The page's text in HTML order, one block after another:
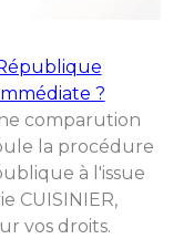
?
comparution
la procédure
à l'issue
CUISINIER,
vos droits.